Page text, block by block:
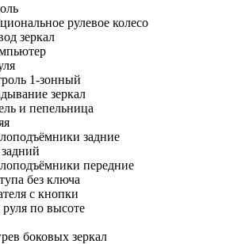
рулевое колесо
зеркал
1-зонный
зеркал
и пепельница
задние
передние
без ключа
с кнопки
по высоте
боковых зеркал